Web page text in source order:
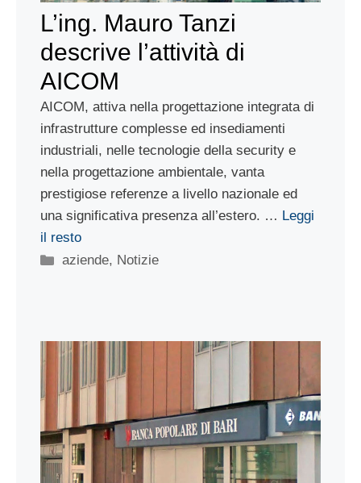
L’ing. Mauro Tanzi
descrive l’attività di
AICOM
AICOM, attiva nella progettazione integrata di
infrastrutture complesse ed insediamenti
industriali, nelle tecnologie della security e
nella progettazione ambientale, vanta
prestigiose referenze a livello nazionale ed
una significativa presenza all’estero. … Leggi
il resto
Categorie
aziende, Notizie